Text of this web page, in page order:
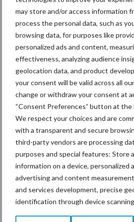
may store and/or access information
process the personal data, such as
browsing data, for purposes like
personalized ads and content,
effectiveness, analyzing audience
geolocation data, and product
your consent will be valid across all
change or withdraw your consent at
“Consent Preferences” button at
We respect your choices and are
with a transparent and secure
third-party vendors are processing
purposes and special features: Store
information on a device, personalized
advertising and content
and services development, precise
identification through device
Volgens Beunk is de conclusie helder:
Fleckvieh groeit, de prijzen stijgen mee
daarbij geen trend meer, maar de
Genetik manifesteert zich als
Fleckvieh. De organisatie telt circa
houdt rond de 100 fokstieren aan op
investeert consequent in genetische
Tekst: Gerben Hofman
Beeld: Bayern Genetik
Aanbevolen voor jou!
grillig: droogte
geopolitiek